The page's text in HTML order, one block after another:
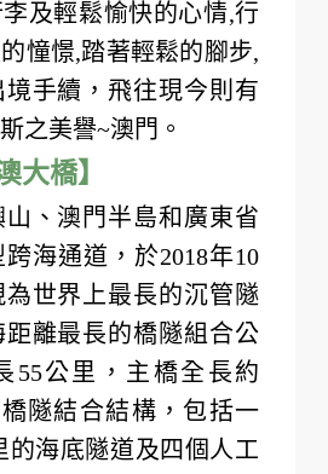
及輕鬆愉快的心情,行
憧憬,踏著輕鬆的腳步,
手續，飛往現今則有
之美譽~澳門。
大橋】
、澳門半島和廣東省
海通道，於2018年10
世界上最長的沉管隧
離最長的橋隧組合公
55公里，主橋全長約
隧結合結構，包括一
的海底隧道及四個人工